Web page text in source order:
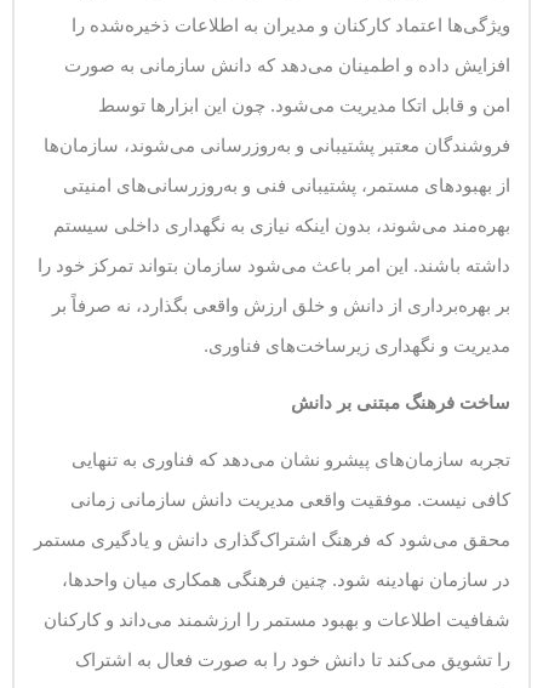
ویژگی‌ها اعتماد کارکنان و مدیران به اطلاعات ذخیره‌شده را
افزایش داده و اطمینان می‌دهد که دانش سازمانی به صورت
امن و قابل اتکا مدیریت می‌شود. چون این ابزارها توسط
فروشندگان معتبر پشتیبانی و به‌روزرسانی می‌شوند، سازمان‌ها
از بهبودهای مستمر، پشتیبانی فنی و به‌روزرسانی‌های امنیتی
بهره‌مند می‌شوند، بدون اینکه نیازی به نگهداری داخلی سیستم
داشته باشند. این امر باعث می‌شود سازمان بتواند تمرکز خود را
بر بهره‌برداری از دانش و خلق ارزش واقعی بگذارد، نه صرفاً بر
مدیریت و نگهداری زیرساخت‌های فناوری.
ساخت فرهنگ مبتنی بر دانش
تجربه سازمان‌های پیشرو نشان می‌دهد که فناوری به تنهایی
کافی نیست. موفقیت واقعی مدیریت دانش سازمانی زمانی
محقق می‌شود که فرهنگ اشتراک‌گذاری دانش و یادگیری مستمر
در سازمان نهادینه شود. چنین فرهنگی همکاری میان واحدها،
شفافیت اطلاعات و بهبود مستمر را ارزشمند می‌داند و کارکنان
را تشویق می‌کند تا دانش خود را به صورت فعال به اشتراک